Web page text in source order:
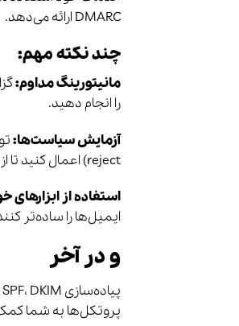
DMARC ارائه می‌دهد.
چند نکته مهم:
مانیتورینگ مداوم:
را انجام دهید.
آزمایش سیاست‌ها:
reject) اعمال کنید تا از خطاهای احتمالی جلوگیری شود.
استفاده از ابزارهای
ایمیل‌ها را ساده‌تر
و در آخر
پروتکل‌ها به شما